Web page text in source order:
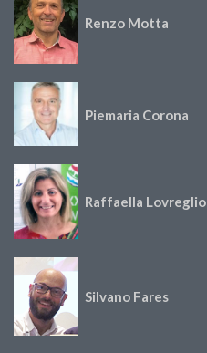
Renzo Motta
Piemaria Corona
Raffaella Lovreglio
Silvano Fares